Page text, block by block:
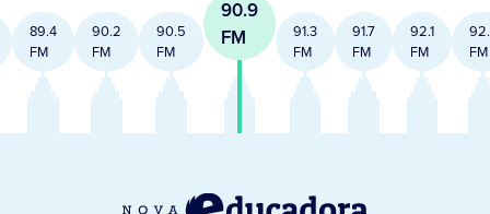
89.4
FM
90.2
FM
90.5
FM
90.9
FM
91.3
FM
91.7
FM
92.1
FM
FM